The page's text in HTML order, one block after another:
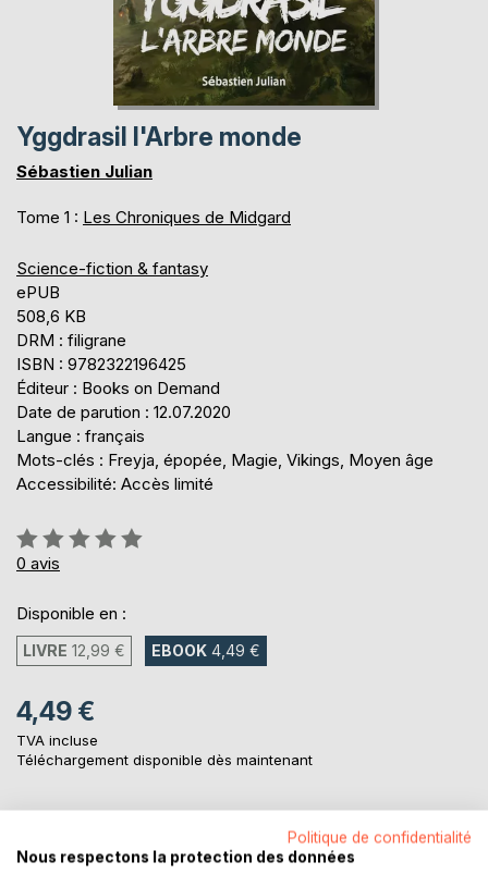
Yggdrasil l'Arbre monde
Sébastien Julian
Tome 1 : Les Chroniques de Midgard
Science-fiction & fantasy
ePUB
508,6 KB
DRM : filigrane
ISBN : 9782322196425
Éditeur : Books on Demand
Date de parution : 12.07.2020
Langue : français
Mots-clés : Freyja, épopée, Magie, Vikings, Moyen âge
Accessibilité: Accès limité
Évaluation:
0%
0 avis
Disponible en :
LIVRE 12,99 € EBOOK 4,49 €
4,49 €
TVA incluse
Téléchargement disponible dès maintenant
AJOUTER AU PANIERPolitique de confidentialité
Nous respectons la protection des données